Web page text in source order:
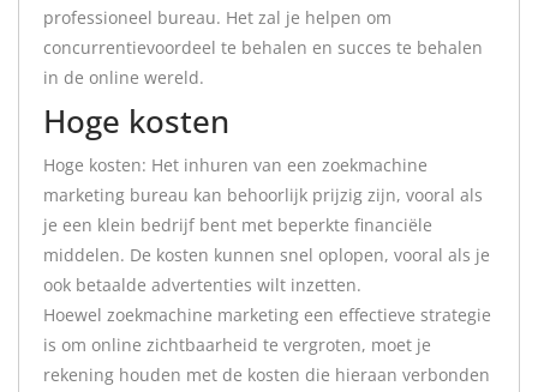
professioneel bureau. Het zal je helpen om
concurrentievoordeel te behalen en succes te behalen
in de online wereld.
Hoge kosten
Hoge kosten: Het inhuren van een zoekmachine
marketing bureau kan behoorlijk prijzig zijn, vooral als
je een klein bedrijf bent met beperkte financiële
middelen. De kosten kunnen snel oplopen, vooral als je
ook betaalde advertenties wilt inzetten.
Hoewel zoekmachine marketing een effectieve strategie
is om online zichtbaarheid te vergroten, moet je
rekening houden met de kosten die hieraan verbonden